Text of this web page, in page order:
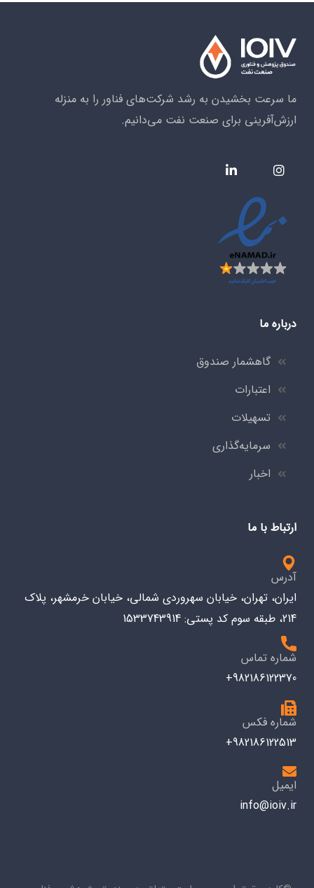
ما سرعت بخشیدن به رشد شرکت‌های فناور را به منزله
ارزش‌آفرینی برای صنعت نفت می‌دانیم.
درباره ما
گاهشمار صندوق
اعتبارات
تسهیلات
سرمایه‌گذاری
اخبار
ارتباط با ما
آدرس
ایران، تهران، خیابان سهروردی شمالی، خیابان خرمشهر، پلاک
214، طبقه سوم کد پستی: 1533743914
شماره تماس
982186122370+
شماره فکس
982186122513+
ایمیل
info@ioiv.ir